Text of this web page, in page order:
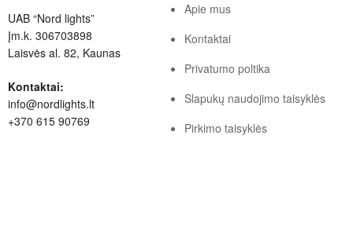
UAB “Nord lights”
Įm.k. 306703898
Laisvės al. 82, Kaunas
Kontaktai:
info@nordlights.lt
+370 615 90769
Apie mus
Kontaktai
Privatumo poltika
Slapukų naudojimo taisyklės
Pirkimo taisyklės